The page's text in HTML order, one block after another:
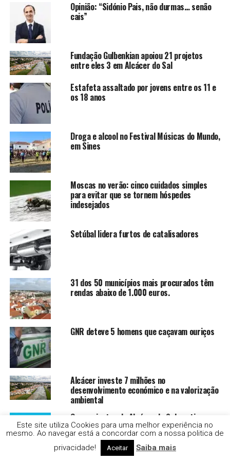
Opinião: “Sidónio Pais, não durmas… senão
cais”
Fundação Gulbenkian apoiou 21 projetos
entre eles 3 em Alcácer do Sal
Estafeta assaltado por jovens entre os 11 e
os 18 anos
Droga e alcool no Festival Músicas do Mundo,
em Sines
Moscas no verão: cinco cuidados simples
para evitar que se tornem hóspedes
indesejados
Setúbal lidera furtos de catalisadores
31 dos 50 municípios mais procurados têm
rendas abaixo de 1.000 euros.
GNR deteve 5 homens que caçavam ouriços
Alcácer investe 7 milhões no
desenvolvimento económico e na valorização
ambiental
Comerciantes de Alcácer do Sal continuam
sem receber apoios
Este site utiliza Cookies para uma melhor experiência no
mesmo. Ao navegar está a concordar com a nossa politica de
privacidade!
Aceitar Saiba mais